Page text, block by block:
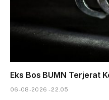
Eks Bos BUMN Terjerat
06-08-2026 - 22.05